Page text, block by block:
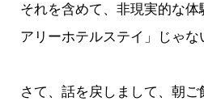
それを含めて、非現実的な体
アリーホテルステイ」じゃな
さて、話を戻しまして、朝ご